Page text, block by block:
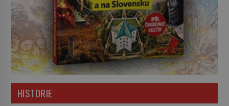
HISTORIE